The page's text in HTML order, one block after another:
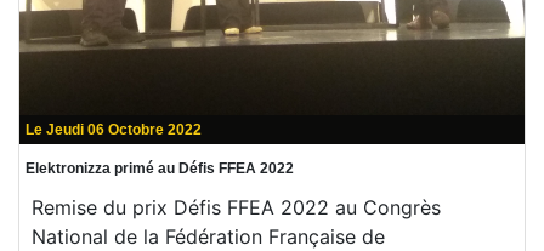
Le Jeudi 06 Octobre 2022
Elektronizza primé au Défis FFEA 2022
Remise du prix Défis FFEA 2022 au Congrès
National de la Fédération Française de